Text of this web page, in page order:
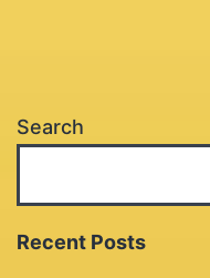
Search
Recent Posts